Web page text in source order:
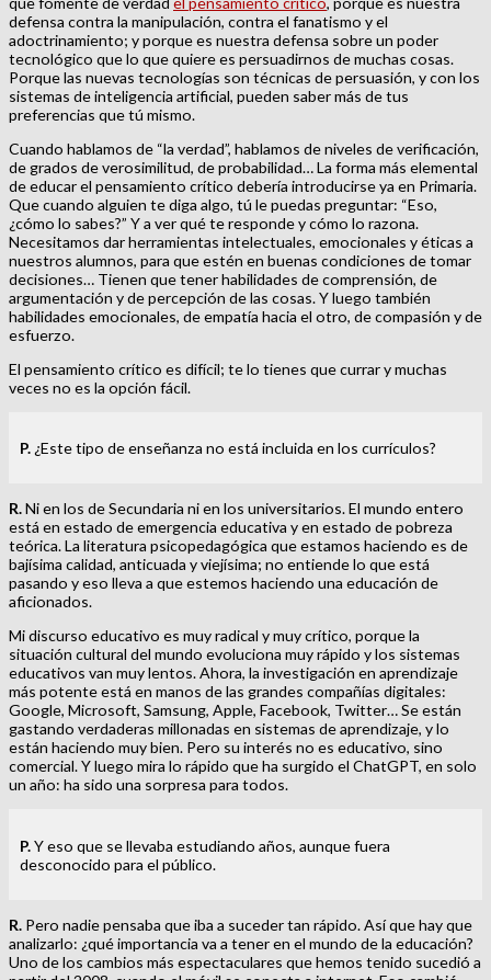
defensa contra la manipulación, contra el fanatismo y el
adoctrinamiento; y porque es nuestra defensa sobre un poder
tecnológico que lo que quiere es persuadirnos de muchas cosas.
Porque las nuevas tecnologías son técnicas de persuasión, y con los
sistemas de inteligencia artificial, pueden saber más de tus
preferencias que tú mismo.
Cuando hablamos de “la verdad”, hablamos de niveles de verificación,
de grados de verosimilitud, de probabilidad… La forma más elemental
de educar el pensamiento crítico debería introducirse ya en Primaria.
Que cuando alguien te diga algo, tú le puedas preguntar: “Eso,
¿cómo lo sabes?” Y a ver qué te responde y cómo lo razona.
Necesitamos dar herramientas intelectuales, emocionales y éticas a
nuestros alumnos, para que estén en buenas condiciones de tomar
decisiones… Tienen que tener habilidades de comprensión, de
argumentación y de percepción de las cosas. Y luego también
habilidades emocionales, de empatía hacia el otro, de compasión y de
esfuerzo.
El pensamiento crítico es difícil; te lo tienes que currar y muchas
veces no es la opción fácil.
P. ¿Este tipo de enseñanza no está incluida en los currículos?
R.Ni en los de Secundaria ni en los universitarios. El mundo entero
está en estado de emergencia educativa y en estado de pobreza
teórica. La literatura psicopedagógica que estamos haciendo es de
bajísima calidad, anticuada y viejísima; no entiende lo que está
pasando y eso lleva a que estemos haciendo una educación de
aficionados.
Mi discurso educativo es muy radical y muy crítico, porque la
situación cultural del mundo evoluciona muy rápido y los sistemas
educativos van muy lentos. Ahora, la investigación en aprendizaje
más potente está en manos de las grandes compañías digitales:
Google, Microsoft, Samsung, Apple, Facebook, Twitter… Se están
gastando verdaderas millonadas en sistemas de aprendizaje, y lo
están haciendo muy bien. Pero su interés no es educativo, sino
comercial. Y luego mira lo rápido que ha surgido el ChatGPT, en solo
un año: ha sido una sorpresa para todos.
P.Y eso que se llevaba estudiando años, aunque fuera
desconocido para el público.
R. Pero nadie pensaba que iba a suceder tan rápido. Así que hay que
analizarlo: ¿qué importancia va a tener en el mundo de la educación?
Uno de los cambios más espectaculares que hemos tenido sucedió a